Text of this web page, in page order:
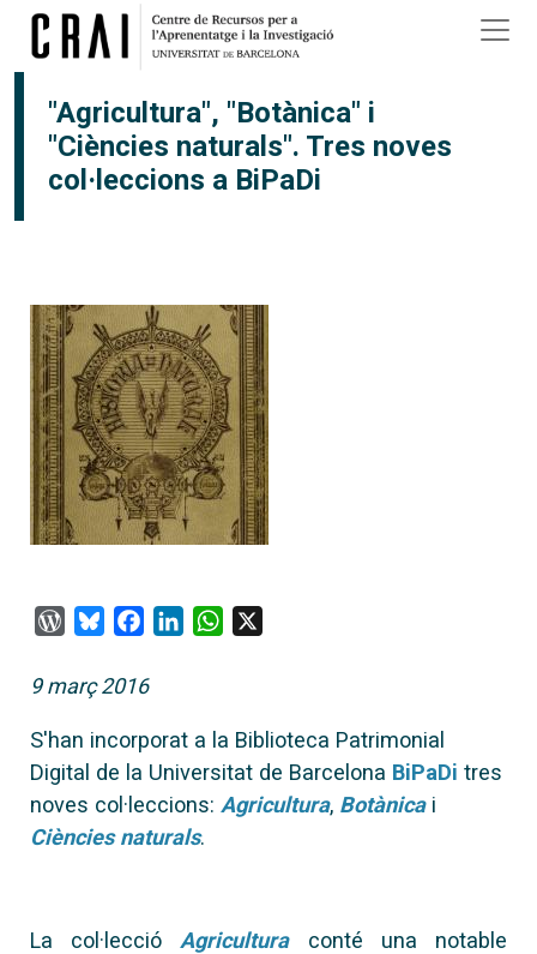
Vés al contingut
"Agricultura", "Botànica" i
"Ciències naturals". Tres noves
col·leccions a BiPaDi
WordPress
BlueskyFacebook
LinkedInWhatsApp
9 març 2016
S'han incorporat a la Biblioteca Patrimonial
Digital de la Universitat de Barcelona BiPaDi tres
noves col·leccions: Agricultura, Botànicai
Ciències naturals.
La col·lecció Agricultura conté una notable